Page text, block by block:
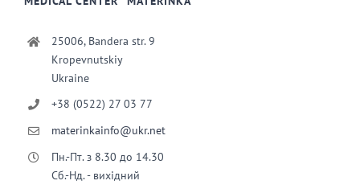
25006, Bandera str. 9
Kropevnutskiy
Ukraine
+38 (0522) 27 03 77
materinkainfo@ukr.net
Пн.-Пт. з 8.30 до 14.30
Сб.-Нд. - вихідний